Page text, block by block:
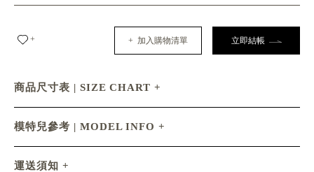
+ + 加入購物清單 立即結帳
商品尺寸表 | SIZE CHART
模特兒參考 | MODEL INFO
運送須知